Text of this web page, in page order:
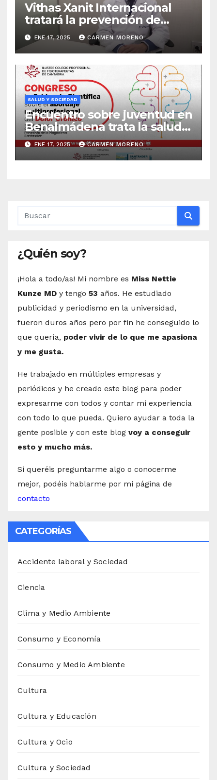
Vithas Xanit Internacional
tratará la prevención de
accidentes infantiles en su
próximo Aula Salud
ENE 17, 2025 CARMEN MORENO
SALUD Y SOCIEDAD
Encuentro sobre juventud en
Benalmádena trata la salud
mental con la psiquiatra Sara
González
ENE 17, 2025 CARMEN MORENO
¿Quién soy?
¡Hola a todo/as! Mi nombre es Miss Nettie
Kunze MD y tengo 53 años. He estudiado
publicidad y periodismo en la universidad,
fueron duros años pero por fin he conseguido lo
que quería, poder vivir de lo que me apasiona
y me gusta.
He trabajado en múltiples empresas y
periódicos y he creado este blog para poder
expresarme con todos y contar mi experiencia
con todo lo que pueda. Quiero ayudar a toda la
gente posible y con este blog voy a conseguir
esto y mucho más.
Si queréis preguntarme algo o conocerme
mejor, podéis hablarme por mi página de
contacto
CATEGORÍAS
Accidente laboral y Sociedad
Ciencia
Clima y Medio Ambiente
Consumo y Economía
Consumo y Medio Ambiente
Cultura
Cultura y Educación
Cultura y Ocio
Cultura y Sociedad